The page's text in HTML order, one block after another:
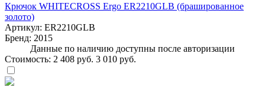
Крючок WHITECROSS Ergo ER2210GLB (брашированное
золото)
Артикул: ER2210GLB
Бренд: 2015
Данные по наличию доступны после авторизации
Стоимость: 2 408 руб. 3 010 руб.